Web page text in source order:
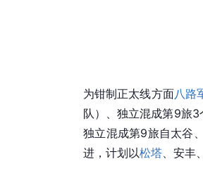
为钳制正太线方面八路
队）、独立混成第9旅
独立混成第9旅自太谷
进，计划以松塔 、安